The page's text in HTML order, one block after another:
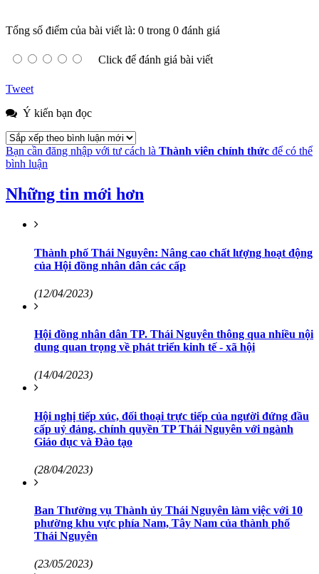
Tổng số điểm của bài viết là: 0 trong 0 đánh giá
Click để đánh giá bài viết
Tweet
Ý kiến bạn đọc
Bạn cần đăng nhập với tư cách là Thành viên chính thức để có thể
bình luận
Những tin mới hơn
Thành phố Thái Nguyên: Nâng cao chất lượng hoạt động
của Hội đồng nhân dân các cấp
(12/04/2023)
Hội đồng nhân dân TP. Thái Nguyên thông qua nhiều nội
dung quan trọng về phát triển kinh tế - xã hội
(14/04/2023)
Hội nghị tiếp xúc, đối thoại trực tiếp của người đứng đầu
cấp uỷ đảng, chính quyền TP Thái Nguyên với ngành
Giáo dục và Đào tạo
(28/04/2023)
Ban Thường vụ Thành ủy Thái Nguyên làm việc với 10
phường khu vực phía Nam, Tây Nam của thành phố
Thái Nguyên
(23/05/2023)